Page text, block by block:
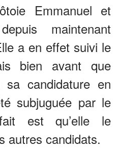
Emmanuel et
maintenant
a en effet suivi le
bien avant que
candidature en
subjuguée par le
est qu’elle le
autres candidats.